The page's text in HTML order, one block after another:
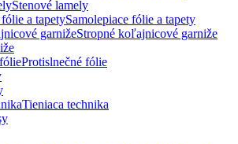
Stenové lamely
Samolepiace fólie a tapety
Stropné koľajnicové garniže
Protislnečné fólie
Tieniaca technika